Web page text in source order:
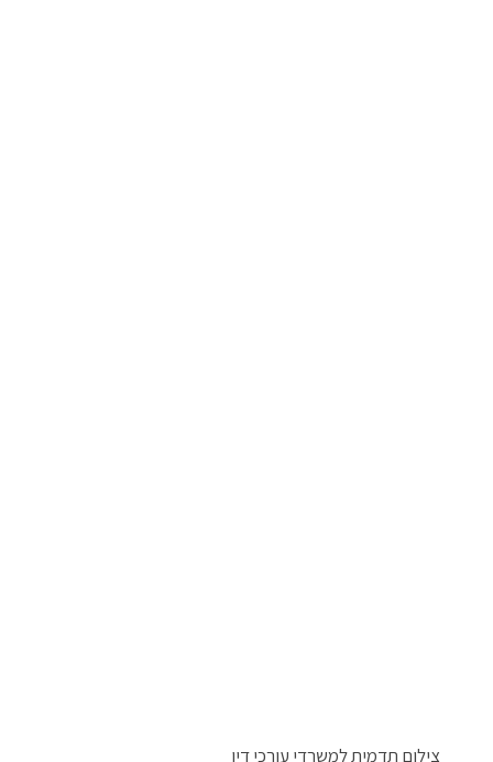
צילום תדמית למשרדי עורכי דין